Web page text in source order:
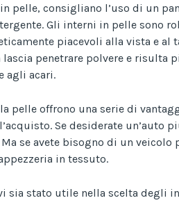
pelle, consigliano l’uso di un
Gli interni in pelle sono
piacevoli alla vista e al
penetrare polvere e risulta
agli acari.
pelle offrono una serie di
Se desiderate un’auto
se avete bisogno di un veicolo
in tessuto.
sia stato utile nella scelta degli